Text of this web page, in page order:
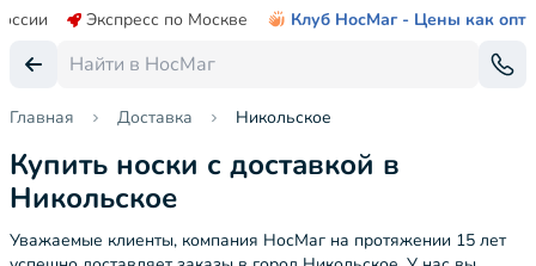
Экспресс по Москве Клуб НосМаг - Цены как опт
Главная Доставка Никольское
Купить носки с доставкой в
Никольское
Уважаемые клиенты, компания НосМаг на протяжении 15 лет